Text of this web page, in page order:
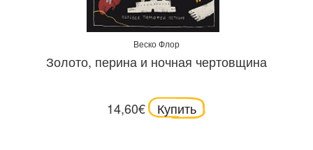
Веско Флор
Золото, перина и ночная чертовщина
14,60€ Купить